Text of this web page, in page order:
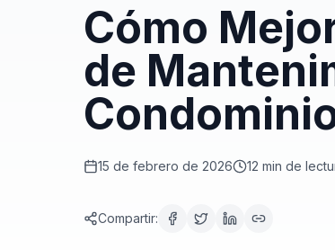
Cómo
de
15 de febrero de 2026 12 min de
Compartir: